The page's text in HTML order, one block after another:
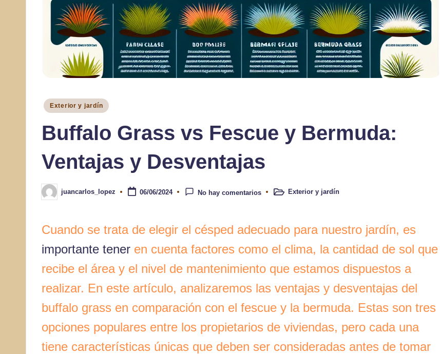
Publicado
Exterior y jardín
Buffalo Grass vs Fescue y Bermuda:
Ventajas y Desventajas
Publicado
por
juancarlos_lopez 06/06/2024 No hay comentarios
PublicadoExterior y jardín
Cuando se trata de elegir el césped adecuado para nuestro jardín, es
importante tener en cuenta factores como el clima, la cantidad de sol que
recibe el área y el nivel de mantenimiento que estamos dispuestos a
realizar. En este artículo, analizaremos las ventajas y desventajas del
buffalo grass en comparación con el fescue y la bermuda. Estas son tres
opciones populares entre los propietarios de viviendas, pero cada una
tiene características únicas que deben ser consideradas antes de tomar